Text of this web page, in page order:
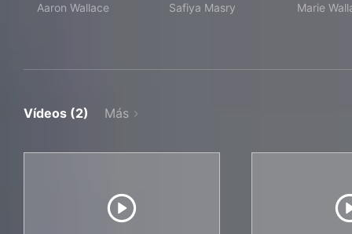
Aaron Wallace
Safiya Masry
Marie
Vídeos (2) Más